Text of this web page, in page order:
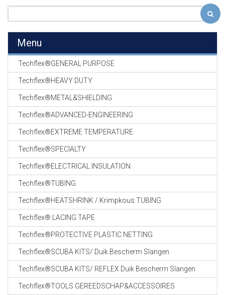
Menu
Techflex®GENERAL PURPOSE
Techflex®HEAVY DUTY
Techflex®METAL&SHIELDING
Techflex®ADVANCED-ENGINEERING
Techflex®EXTREME TEMPERATURE
Techflex®SPECIALTY
Techflex®ELECTRICAL INSULATION
Techflex®TUBING
Techflex®HEATSHRINK / Krimpkous TUBING
Techflex® LACING TAPE
Techflex®PROTECTIVE PLASTIC NETTING
Techflex®SCUBA KITS/ Duik Bescherm Slangen
Techflex®SCUBA KITS/ REFLEX Duik Bescherm Slangen
Techflex®TOOLS GEREEDSCHAP&ACCESSOIRES